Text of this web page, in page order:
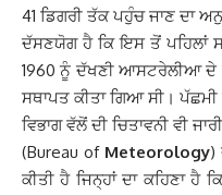
41 ਡਿਗਰੀ ਤੱਕ ਪਹੁੰਚ ਜਾਣ ਦਾ
ਦੱਸਣਯੋਗ ਹੈ ਕਿ ਇਸ ਤੋਂ ਪਹਿਲਾਂ
1960 ਨੂੰ ਦੱਖਣੀ ਆਸਟਰੇਲੀਆ ਦੇ
ਸਥਾਪਤ ਕੀਤਾ ਗਿਆ ਸੀ।
ਵਿਭਾਗ ਵੱਲੋਂ ਦੀ ਚਿਤਾਵਨੀ ਵੀ
(Bureau of Meteorology)
ਕੀਤੀ ਹੈ ਜਿਨ੍ਹਾਂ ਦਾ ਕਹਿਣਾ ਹੈ